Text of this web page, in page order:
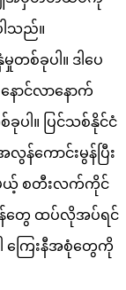
သည်။
မှုတစ်ခုပါ။ ဒါပေ
နောင်လာနောက်
ါ။ ပြင်သစ်နိုင်ငံ
န်ကောင်းမွန်ပြီး
မယ့် စတီးလက်ကိုင်
န်တွေ ထပ်လိုအပ်ရင်
ါ ကြေးနီအစုံတွေကို